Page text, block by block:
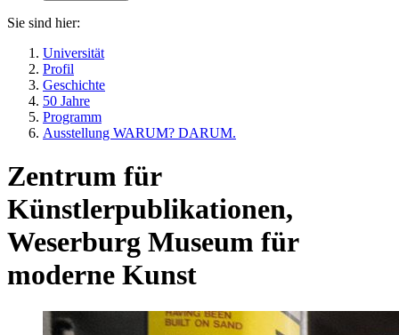
Sie sind hier:
Universität
Profil
Geschichte
50 Jahre
Programm
Ausstellung WARUM? DARUM.
Zentrum für
Künstlerpublikationen,
Weserburg Museum für
moderne Kunst